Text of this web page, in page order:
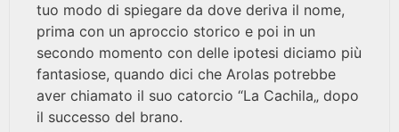
tuo modo di spiegare da dove deriva il nome,
prima con un aproccio storico e poi in un
secondo momento con delle ipotesi diciamo più
fantasiose, quando dici che Arolas potrebbe
aver chiamato il suo catorcio “La Cachila„ dopo
il successo del brano.